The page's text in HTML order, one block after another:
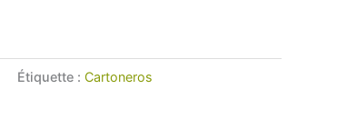
Étiquette : Cartoneros